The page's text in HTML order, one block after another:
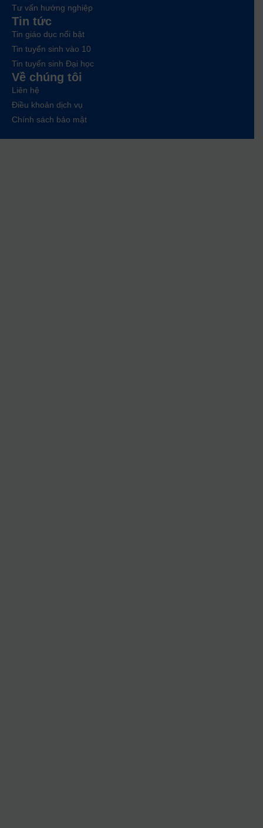
Tư vấn hướng nghiệp
Tin tức
Tin giáo dục nổi bật
Tin tuyển sinh vào 10
Tin tuyển sinh Đại học
Về chúng tôi
Liên hệ
Điều khoản dịch vụ
Chính sách bảo mật